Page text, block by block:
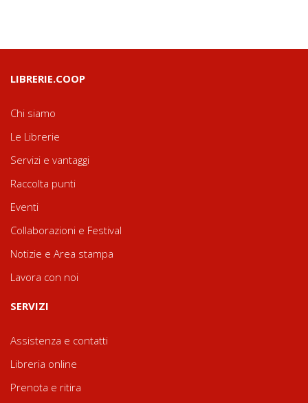
LIBRERIE.COOP
Chi siamo
Le Librerie
Servizi e vantaggi
Raccolta punti
Eventi
Collaborazioni e Festival
Notizie e Area stampa
Lavora con noi
SERVIZI
Assistenza e contatti
Libreria online
Prenota e ritira